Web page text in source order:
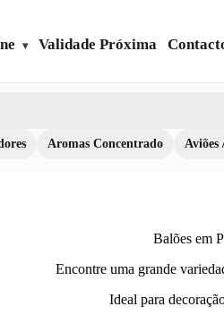
Validade Próxima
Aromas Concentrado Aviões
Balões em
Encontre uma grande
Ideal para